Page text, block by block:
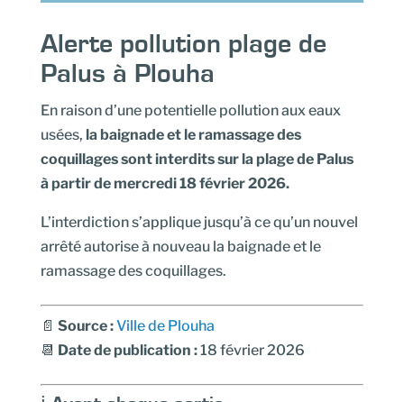
Alerte pollution plage de
Palus à Plouha
En raison d’une potentielle pollution aux eaux
usées, la baignade et le ramassage des
coquillages sont interdits sur la plage de Palus
à partir de mercredi 18 février 2026.
L’interdiction s’applique jusqu’à ce qu’un nouvel
arrêté autorise à nouveau la baignade et le
ramassage des coquillages.
📄 Source:Ville de Plouha
📆 Date de publication :18 février 2026